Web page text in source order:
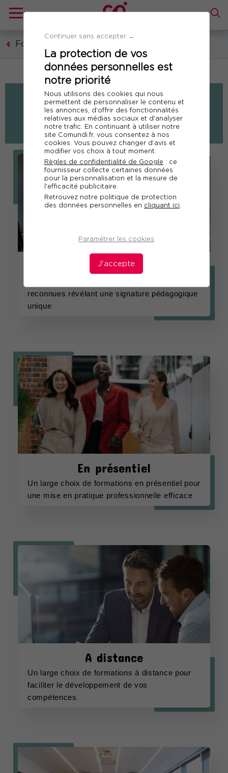
Continuer sans accepter →
La protection de vos
données personnelles est
notre priorité
Nous utilisons des cookies qui nous
permettent de personnaliser le contenu et
les annonces, d'offrir des fonctionnalités
relatives aux médias sociaux et d'analyser
notre trafic. En continuant à utiliser notre
site Comundi.fr, vous consentez à nos
cookies. Vous pouvez changer d’avis et
modifier vos choix à tout moment.
Règles de confidentialité de Google : ce
fournisseur collecte certaines données
pour la personnalisation et la mesure de
l'efficacité publicitaire.
Retrouvez notre politique de protection
des données personnelles en cliquant ici
Paramétrer les cookies
J'accepte
Formations
MODALITÉS & INNOVATIONS
PÉDAGOGIQUES
Notre signature pédagogique
reconnues révélant une signature pédagogique
unique
En présentiel
Un large choix de formations en présentiel pour
une mise en pratique professionnelle efficace
A distance
Un large choix de formations à distance pour
faciliter le développement de vos
compétences